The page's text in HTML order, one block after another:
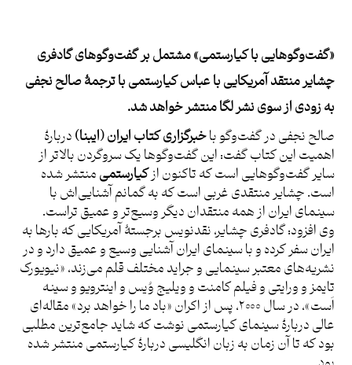
«گفت‌وگوهایی با کیارستمی» مشتمل بر گفت‌وگوهایگادفری
چشایرمنتقد آمریکایی با عباس کیارستمی با ترجمۀ صالح نجفی
به زودی از سوی نشر لگا منتشر خواهد شد.
صالح نجفی در گفت‌وگو باخبرگزاری کتاب ایران(ایبنا)دربارۀ
اهمیت این کتاب گفت: این گفت‌وگوها یک سروگردن بالاتر از
سایر گفت‌وگوهایی است که تاکنون ازکیارستمیمنتشر شده
است. چشایر منتقدی غربی است که به گمانم آشنایی‌اش با
سینمای ایران از همه منتقدان دیگر وسیع‌تر و عمیق تراست.
وی افزود: گادفری چشایر، نقدنویس برجستۀ آمریکایی که بارها به
ایران سفر کرده و با سینمای ایران آشنایی وسیع و عمیق دارد و در
نشریه‌های معتبر سینمایی و جراید مختلف قلم می‌زند، «نیویورک
تایمز و ورایتی و فیلم کامنت و ویلیج وُیس و اینترویو و سینه
اَست»، در سال ۲۰۰۰، پس از اکران «باد ما را خواهد برد» مقاله‌ای
عالی دربارۀ سینمای کیارستمی نوشت که شاید جامع‌ترین مطلبی
بود که تا آن زمان به زبان انگلیسی دربارۀ کیارستمی منتشر شده